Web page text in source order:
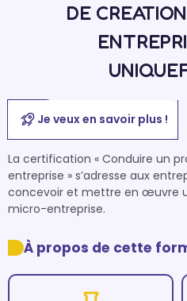
DE
Je veux en savoir plus !
La certification « Conduire un
entreprise » s’adresse aux
concevoir et mettre en œuvre
À propos de cette